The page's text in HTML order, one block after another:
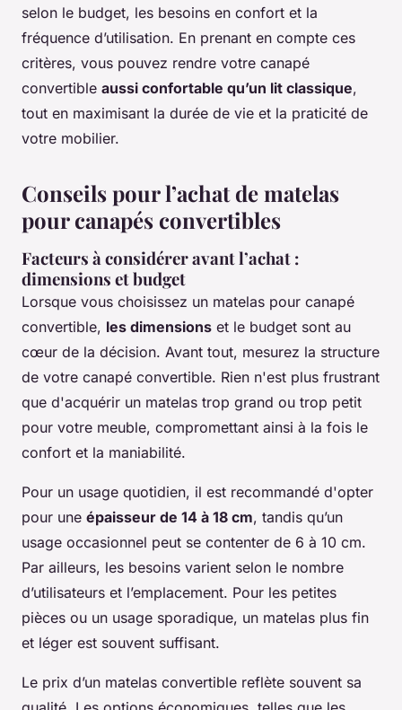
selon le budget, les besoins en confort et la
fréquence d’utilisation. En prenant en compte ces
critères, vous pouvez rendre votre canapé
convertible aussi confortable qu’un lit classique,
tout en maximisant la durée de vie et la praticité de
votre mobilier.
Conseils pour l’achat de matelas
pour canapés convertibles
Facteurs à considérer avant l’achat :
dimensions et budget
Lorsque vous choisissez un matelas pour canapé
convertible, les dimensions et le budget sont au
cœur de la décision. Avant tout, mesurez la structure
de votre canapé convertible. Rien n'est plus frustrant
que d'acquérir un matelas trop grand ou trop petit
pour votre meuble, compromettant ainsi à la fois le
confort et la maniabilité.
Pour un usage quotidien, il est recommandé d'opter
pour une épaisseur de 14 à 18 cm, tandis qu’un
usage occasionnel peut se contenter de 6 à 10 cm.
Par ailleurs, les besoins varient selon le nombre
d’utilisateurs et l’emplacement. Pour les petites
pièces ou un usage sporadique, un matelas plus fin
et léger est souvent suffisant.
Le prix d’un matelas convertible reflète souvent sa